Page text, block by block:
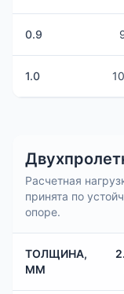
0.9
1.0
Расчетная
принята по
опоре.
ТОЛЩИНА,
ММ